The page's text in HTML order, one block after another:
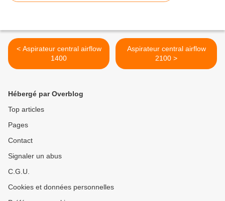
< Aspirateur central airflow
1400
Aspirateur central airflow
2100 >
Hébergé par Overblog
Top articles
Pages
Contact
Signaler un abus
C.G.U.
Cookies et données personnelles